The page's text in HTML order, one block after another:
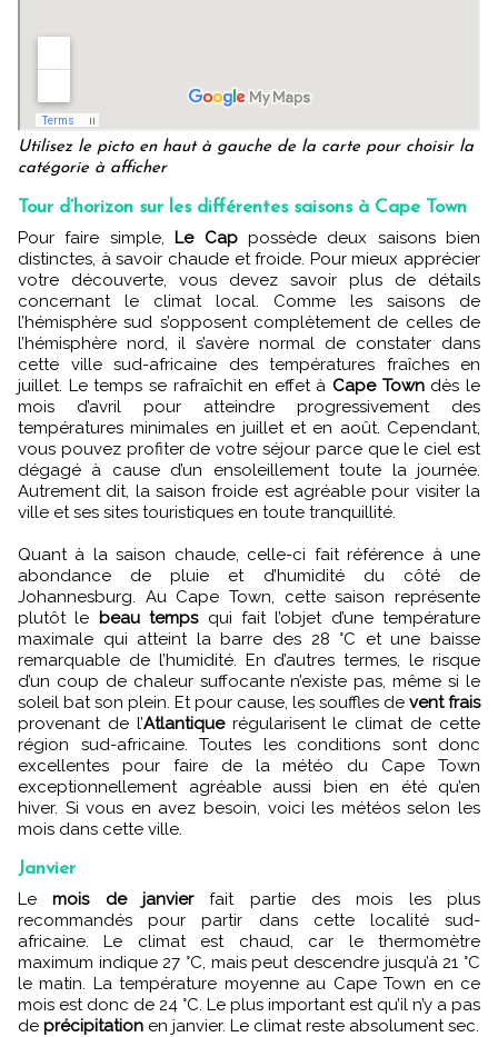
Utilisez le picto en haut à gauche de la carte pour choisir la
catégorie à afficher
Tour d’horizon sur les différentes saisons à Cape Town
Pour faire simple, Le Cappossède deux saisons bien
distinctes, à savoir chaude et froide. Pour mieux apprécier
votre découverte, vous devez savoir plus de détails
concernant le climat local. Comme les saisons de
l’hémisphère sud s’opposent complètement de celles de
l’hémisphère nord, il s’avère normal de constater dans
cette ville sud-africaine des températures fraîches en
juillet. Le temps se rafraîchit en effet à Cape Towndès le
mois d’avril pour atteindre progressivement des
températures minimales en juillet et en août. Cependant,
vous pouvez profiter de votre séjour parce que le ciel est
dégagé à cause d’un ensoleillement toute la journée.
Autrement dit, la saison froide est agréable pour visiter la
ville et ses sites touristiques en toute tranquillité.
Quant à la saison chaude, celle-ci fait référence à une
abondance de pluie et d’humidité du côté de
Johannesburg. Au Cape Town, cette saison représente
plutôt le beau tempsqui fait l’objet d’une température
maximale qui atteint la barre des 28 °C et une baisse
remarquable de l’humidité. En d’autres termes, le risque
d’un coup de chaleur suffocante n’existe pas, même si le
soleil bat son plein. Et pour cause, les souffles de vent frais
provenant de l’Atlantiquerégularisent le climat de cette
région sud-africaine. Toutes les conditions sont donc
excellentes pour faire de la météo du Cape Town
exceptionnellement agréable aussi bien en été qu’en
hiver. Si vous en avez besoin, voici les météos selon les
mois dans cette ville.
Janvier
Lemois de janvierfait partie des mois les plus
recommandés pour partir dans cette localité sud-
africaine. Le climat est chaud, car le thermomètre
maximum indique 27 °C, mais peut descendre jusqu’à 21 °C
le matin. La température moyenne au Cape Town en ce
mois est donc de 24 °C. Le plus important est qu’il n’y a pas
de précipitation en janvier. Le climat reste absolument sec.